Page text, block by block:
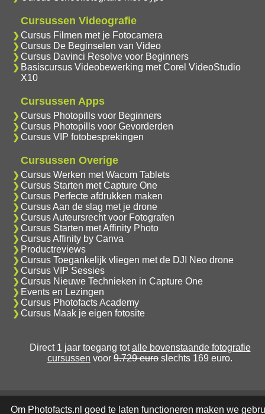
Cursussen Videografie
Cursus Filmen met je Fotocamera
Cursus De Beginselen van Video
Cursus Davinci Resolve voor Beginners
Basiscursus Videobewerking met Corel VideoStudio
X10
Cursussen Apps
Cursus Photopills voor Beginners
Cursus Photopills voor Gevorderden
Cursus VIP fotobesprekingen
Cursussen Overige
Cursus Werken met Wacom Tablets
Cursus Starten met Capture One
Cursus Perfecte afdrukken maken
Cursus Aan de slag met je drone
Cursus Auteursrecht voor Fotografen
Cursus Starten met Affinity Photo
Cursus Affinity by Canva
Productreviews
Cursus Toegankelijk vliegen met de DJI Neo drone
Cursus VIP Sessies
Cursus Nieuwe Technieken in Capture One
Events en Lezingen
Cursus Photofacts Academy
Cursus Maak je eigen fotosite
Direct 1 jaar toegang totalle bovenstaande fotografie
cursussen voor 9.729 euro slechts 169 euro.
Om Photofacts.nl goed te laten functioneren maken we